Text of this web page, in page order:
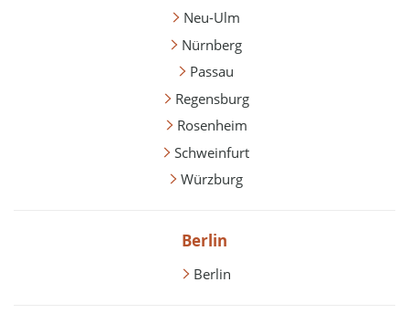
Neu-Ulm
Nürnberg
Passau
Regensburg
Rosenheim
Schweinfurt
Würzburg
Berlin
Berlin